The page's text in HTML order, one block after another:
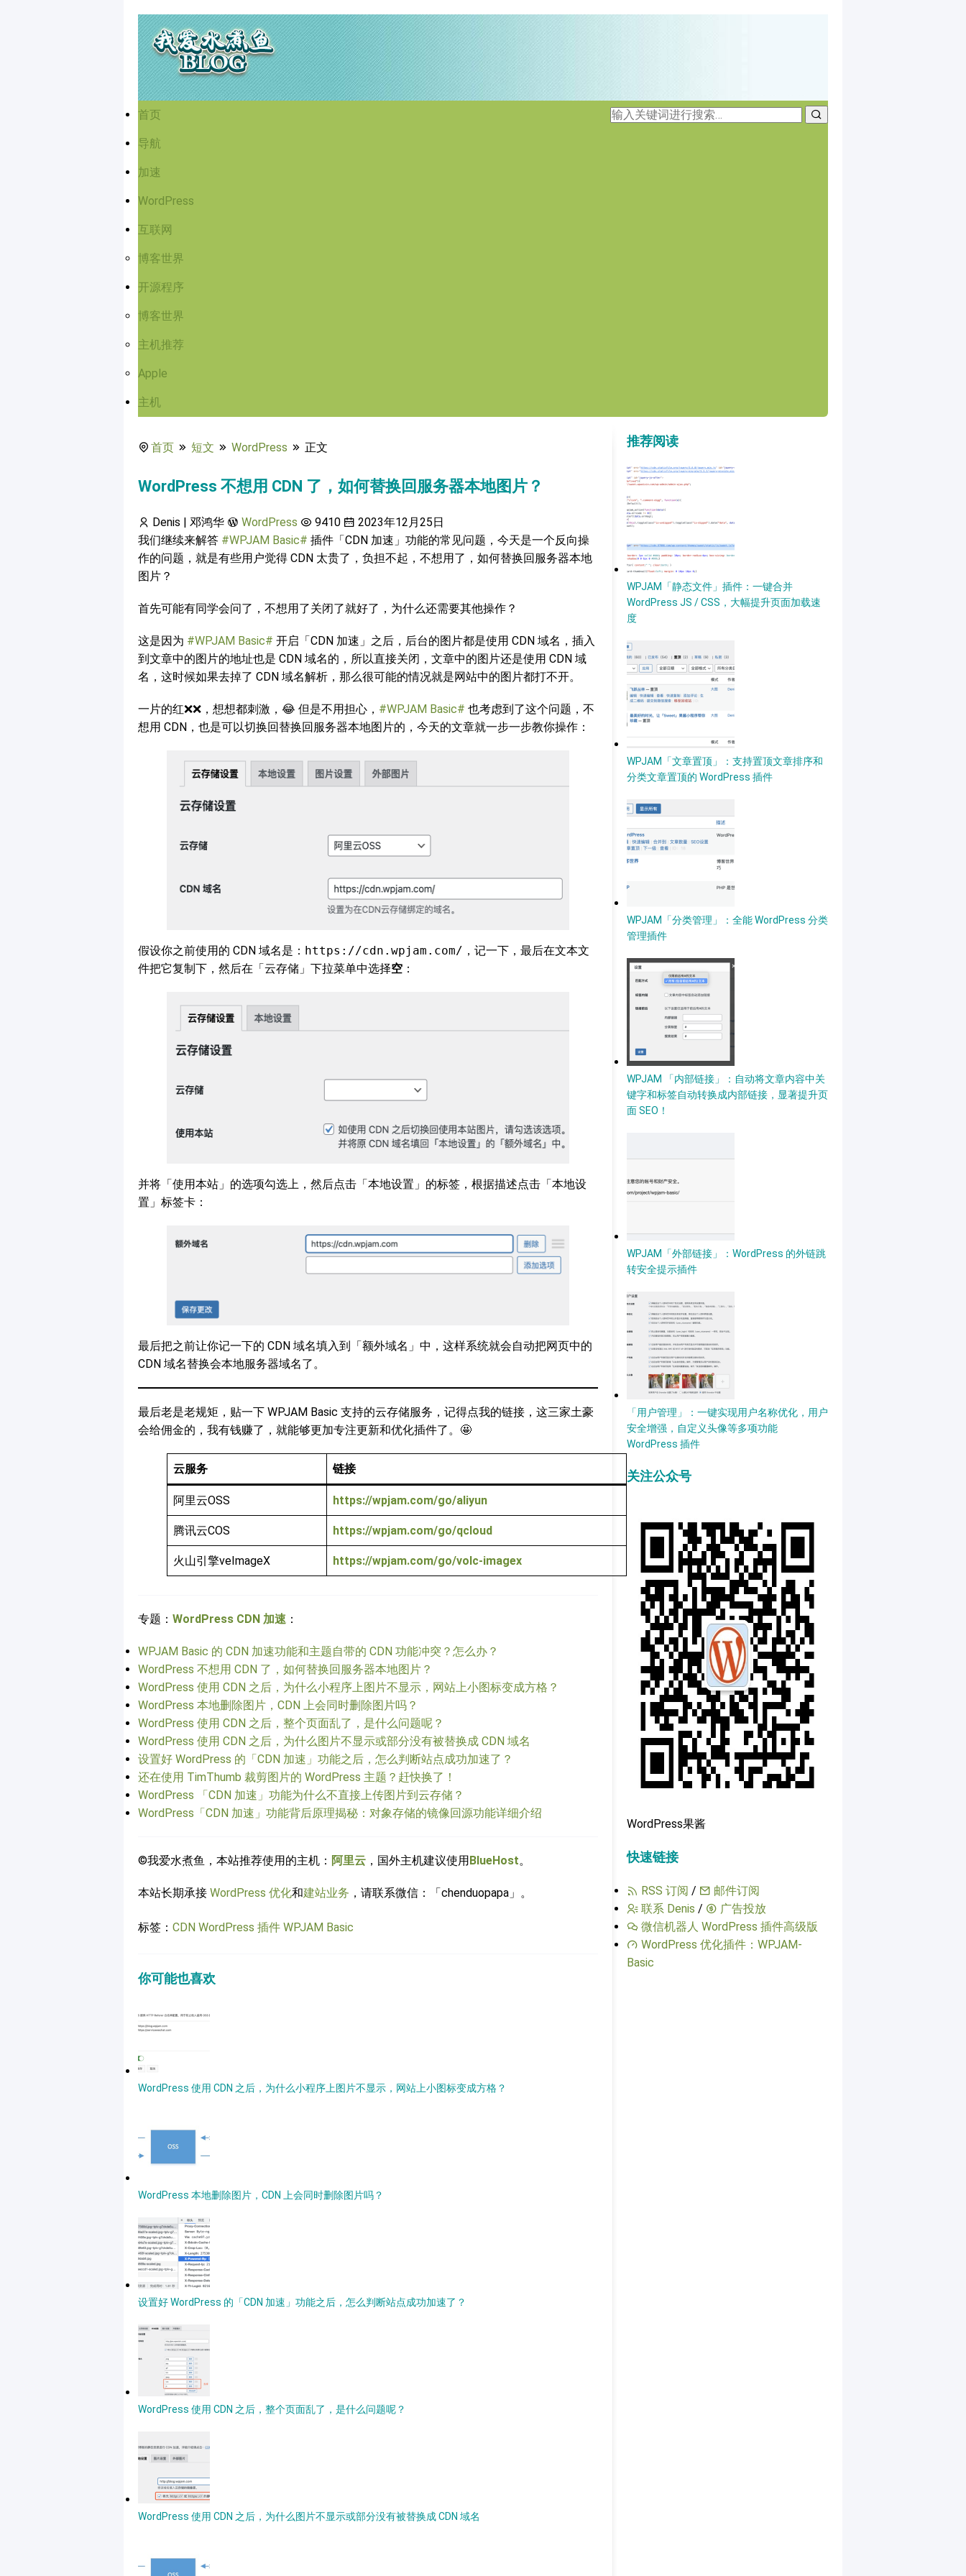
首页
导航
加速
WordPress
互联网
博客世界
开源程序
博客世界
主机推荐
Apple
主机
首页 短文 WordPress 正文
WordPress 不想用 CDN 了，如何替换回服务器本地图片？
Denis | 邓鸿华 WordPress 9410
2023年12月25日
我们继续来解答 #WPJAM Basic# 插件「CDN 加速」功能的常见问题，今天是一个反向操
作的问题，就是有些用户觉得 CDN 太贵了，负担不起，不想用了，如何替换回服务器本地
图片？
首先可能有同学会问了，不想用了关闭了就好了，为什么还需要其他操作？
这是因为 #WPJAM Basic# 开启「CDN 加速」之后，后台的图片都是使用 CDN 域名，插入
到文章中的图片的地址也是 CDN 域名的，所以直接关闭，文章中的图片还是使用 CDN 域
名，这时候如果去掉了 CDN 域名解析，那么很可能的情况就是网站中的图片都打不开。
一片的红❌❌，想想都刺激，😂 但是不用担心， #WPJAM Basic# 也考虑到了这个问题，不
想用 CDN，也是可以切换回替换回服务器本地图片的，今天的文章就一步一步教你操作：
假设你之前使用的 CDN 域名是： https://cdn.wpjam.com/ ，记一下，最后在文本文
件把它复制下，然后在「云存储」下拉菜单中选择空 ：
并将「使用本站」的选项勾选上，然后点击「本地设置」的标签，根据描述点击「本地设
置」标签卡：
最后把之前让你记一下的 CDN 域名填入到「额外域名」中，这样系统就会自动把网页中的
CDN 域名替换会本地服务器域名了。
最后老是老规矩，贴一下 WPJAM Basic 支持的云存储服务，记得点我的链接，这三家土豪
会给佣金的，我有钱赚了，就能够更加专注更新和优化插件了。🤩
云服务 链接
阿里云OSS https://wpjam.com/go/aliyun
腾讯云COS https://wpjam.com/go/qcloud
火山引擎veImageX https://wpjam.com/go/volc-imagex
专题： WordPress CDN 加速 ：
WPJAM Basic 的 CDN 加速功能和主题自带的 CDN 功能冲突？怎么办？
WordPress 不想用 CDN 了，如何替换回服务器本地图片？
WordPress 使用 CDN 之后，为什么小程序上图片不显示，网站上小图标变成方格？
WordPress 本地删除图片，CDN 上会同时删除图片吗？
WordPress 使用 CDN 之后，整个页面乱了，是什么问题呢？
WordPress 使用 CDN 之后，为什么图片不显示或部分没有被替换成 CDN 域名
设置好 WordPress 的「CDN 加速」功能之后，怎么判断站点成功加速了？
还在使用 TimThumb 裁剪图片的 WordPress 主题？赶快换了！
WordPress 「CDN 加速」功能为什么不直接上传图片到云存储？
WordPress「CDN 加速」功能背后原理揭秘：对象存储的镜像回源功能详细介绍
©我爱水煮鱼，本站推荐使用的主机： 阿里云 ，国外主机建议使用BlueHost。
本站长期承接 WordPress 优化和建站业务 ，请联系微信：「chenduopapa」。
标签： CDN WordPress 插件 WPJAM Basic
你可能也喜欢
WordPress 使用 CDN 之后，为什么小程序上图片不显示，网站上小图标变成方格？
WordPress 本地删除图片，CDN 上会同时删除图片吗？
设置好 WordPress 的「CDN 加速」功能之后，怎么判断站点成功加速了？
WordPress 使用 CDN 之后，整个页面乱了，是什么问题呢？
WordPress 使用 CDN 之后，为什么图片不显示或部分没有被替换成 CDN 域名
推荐阅读
WPJAM「静态文件」插件：一键合并
WordPress JS / CSS，大幅提升页面加载速
度
WPJAM「文章置顶」：支持置顶文章排序和
分类文章置顶的 WordPress 插件
WPJAM「分类管理」：全能 WordPress 分类
管理插件
WPJAM 「内部链接」：自动将文章内容中关
键字和标签自动转换成内部链接，显著提升页
面 SEO！
WPJAM「外部链接」：WordPress 的外链跳
转安全提示插件
「用户管理」：一键实现用户名称优化，用户
安全增强，自定义头像等多项功能
WordPress 插件
关注公众号
WordPress果酱
快速链接
RSS 订阅 /
邮件订阅
联系 Denis /
广告投放
微信机器人 WordPress 插件高级版
WordPress 优化插件：WPJAM-
Basic